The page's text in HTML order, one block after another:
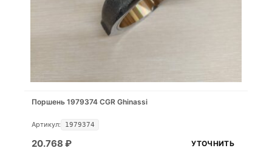
Поршень 1979374 CGR Ghinassi
Артикул: 1979374
20.768 ₽ УТОЧНИТЬ